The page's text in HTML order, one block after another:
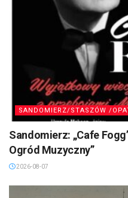
SANDOMIERZ/STASZÓW /
Sandomierz: „Cafe
Ogród Muzyczny”
2026-08-07